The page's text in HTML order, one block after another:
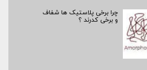
چرا برخی پلاستیک ها شفاف
و برخی کدرند ؟